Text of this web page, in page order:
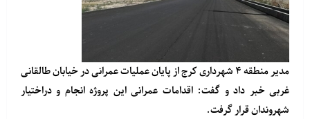
مدیر منطقه ۴ شهرداری کرج از پایان عملیات عمرانی در خیابان طالقانی
غربی خبر داد و گفت: اقدامات عمرانی این پروژه انجام و دراختیار
شهروندان قرار گرفت.